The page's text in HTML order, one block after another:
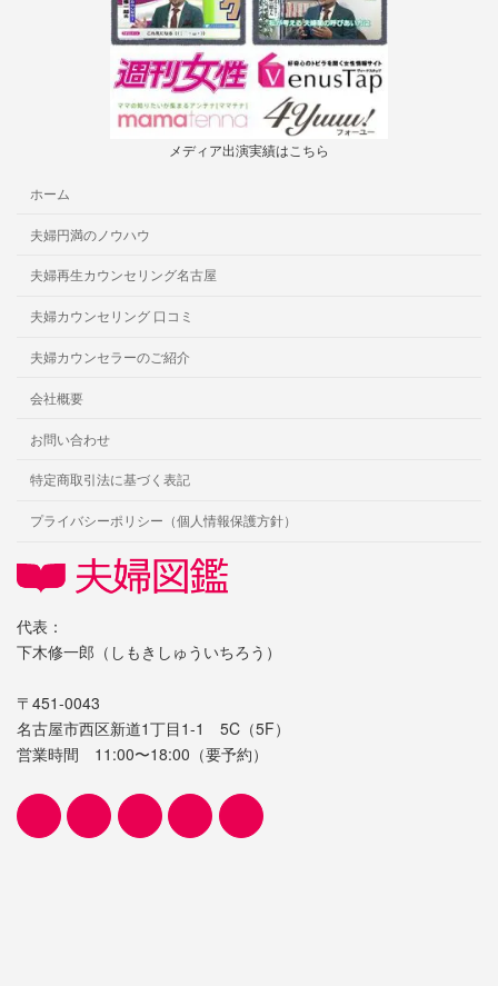
メディア出演実績はこちら
ホーム
夫婦円満のノウハウ
夫婦再生カウンセリング名古屋
夫婦カウンセリング 口コミ
夫婦カウンセラーのご紹介
会社概要
お問い合わせ
特定商取引法に基づく表記
プライバシーポリシー（個人情報保護方針）
代表：
下木修一郎（しもきしゅういちろう）
〒451-0043
名古屋市西区新道1丁目1-1 5C（5F）
営業時間 11:00〜18:00（要予約）